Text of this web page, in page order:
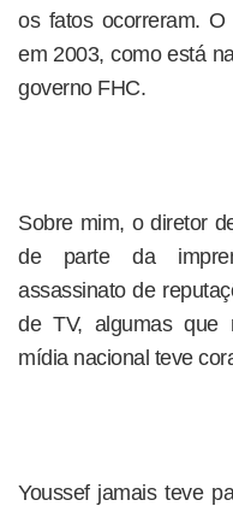
os fatos ocorreram.
em 2003, como está
governo FHC.
Sobre mim, o diretor
de parte da
assassinato de
de TV, algumas que
mídia nacional teve
Youssef jamais teve